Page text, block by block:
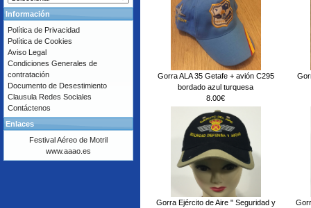
Gorra ALA 35 Getafe + avión C295
bordado azul turquesa
8.00€
Gorra Ejército de Aire " Seguridad y
Información
Política de Privacidad
Política de Cookies
Aviso Legal
Condiciones Generales de
contratación
Documento de Desestimiento
Clausula Redes Sociales
Contáctenos
Enlaces
Festival Aéreo de Motril
www.aaao.es